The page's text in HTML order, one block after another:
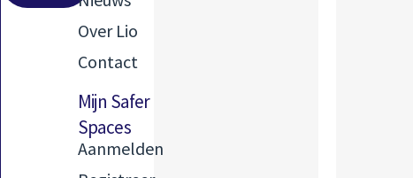
Over Lio
Contact
Mijn Safer
Spaces
Aanmelden